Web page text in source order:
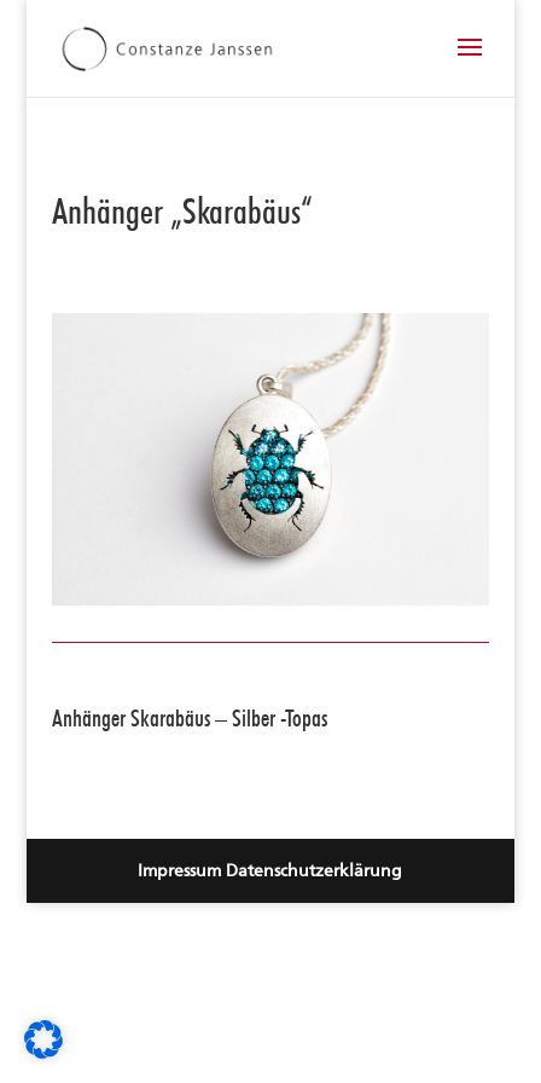
Anhänger „Skarabäus“
Anhänger Skarabäus – Silber -Topas
Impressum Datenschutzerklärung